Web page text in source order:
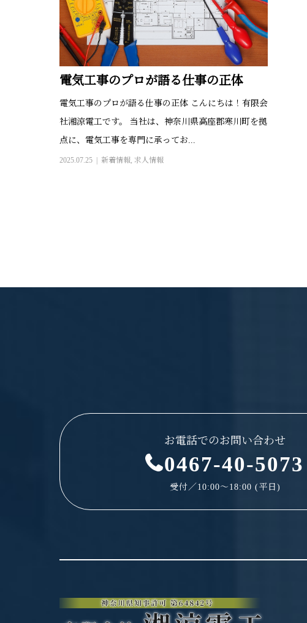
電気工事のプロが語る仕事の正体
電気工事のプロが語る仕事の正体 こんにちは！有限会
社湘涼電工です。 当社は、神奈川県高座郡寒川町を拠
点に、電気工事を専門に承ってお...
2025.07.25 新着情報, 求人情報
お電話でのお問い合わせ
0467-40-5073
受付／10:00～18:00 (平日)